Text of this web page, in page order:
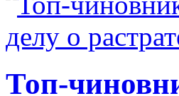
Топ-